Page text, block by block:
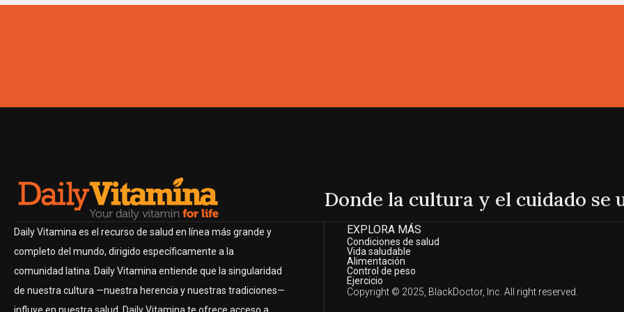
Donde la cultura y el cuidado se
Daily Vitamina es el recurso de salud en línea más grande y
completo del mundo, dirigido específicamente a la
comunidad latina. Daily Vitamina entiende que la singularidad
de nuestra cultura —nuestra herencia y nuestras tradiciones—
EXPLORA MÁS
Condiciones de salud
Vida saludable
Alimentación
Control de peso
Ejercicio
Copyright © 2025, BlackDoctor, Inc. All right reserved.